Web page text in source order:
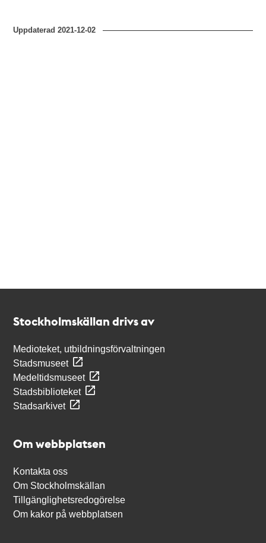
Uppdaterad2021-12-02
Stockholmskällan drivs av
Medioteket, utbildningsförvaltningen
Stadsmuseet
Medeltidsmuseet
Stadsbiblioteket
Stadsarkivet
Om webbplatsen
Kontakta oss
Om Stockholmskällan
Tillgänglighetsredogörelse
Om kakor på webbplatsen